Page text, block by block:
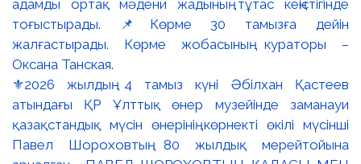
⚜️2026 жылдың 4 тамыз күні Әбілхан Қастеев
атындағы ҚР Ұлттық өнер музейінде заманауи
қазақстандық мүсін өнерінің көрнекті өкілі мүсінші
Павел Шороховтың 80 жылдық мерейтойына